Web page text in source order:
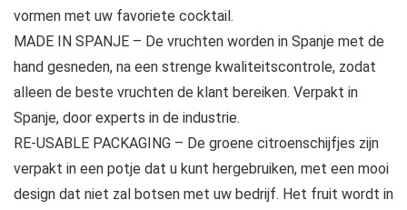
vormen met uw favoriete cocktail.
MADE IN SPANJE – De vruchten worden in Spanje met de
hand gesneden, na een strenge kwaliteitscontrole, zodat
alleen de beste vruchten de klant bereiken. Verpakt in
Spanje, door experts in de industrie.
RE-USABLE PACKAGING – De groene citroenschijfjes zijn
verpakt in een potje dat u kunt hergebruiken, met een mooi
design dat niet zal botsen met uw bedrijf. Het fruit wordt in